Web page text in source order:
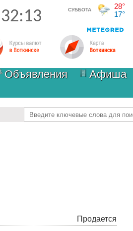
Объявления Афиша
Продается